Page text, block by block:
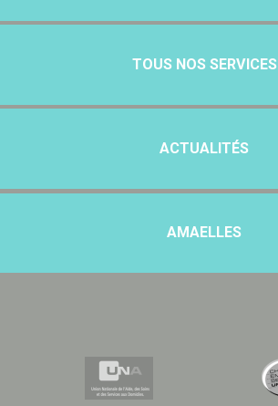
TOUS NOS SERVICES
ACTUALITÉS
AMAELLES